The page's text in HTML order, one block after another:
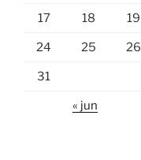
17 18 19
24 25 26
31
« jun